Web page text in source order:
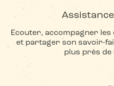
Ecouter, accompagner
et partager son savoir-
plus près de